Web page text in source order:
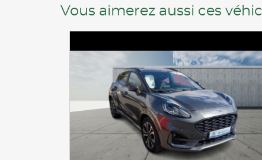
Vous aimerez aussi ces